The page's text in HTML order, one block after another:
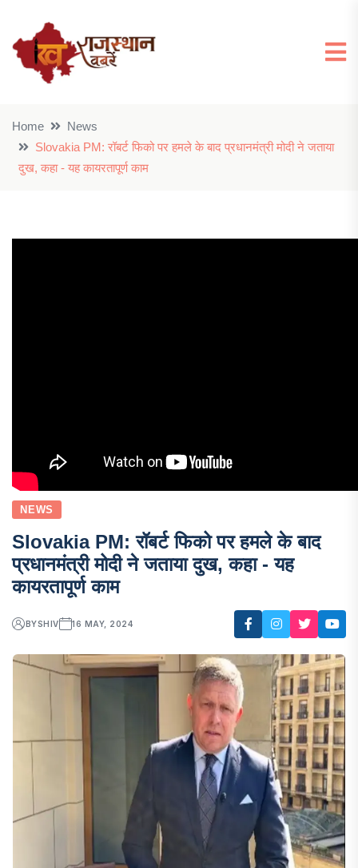
Home
News
Slovakia PM: रॉबर्ट फिको पर हमले के बाद प्रधानमंत्री मोदी ने जताया
दुख, कहा - यह कायरतापूर्ण काम
NEWS
Slovakia PM: रॉबर्ट फिको पर हमले के बाद
प्रधानमंत्री मोदी ने जताया दुख, कहा - यह
कायरतापूर्ण काम
BYSHIV 16 MAY, 2024